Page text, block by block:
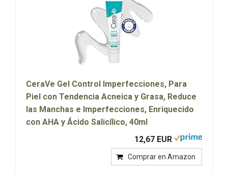
CeraVe Gel Control Imperfecciones, Para
Piel con Tendencia Acneica y Grasa, Reduce
las Manchas e Imperfecciones, Enriquecido
con AHA y Ácido Salicílico, 40ml
12,67 EUR
Comprar en Amazon